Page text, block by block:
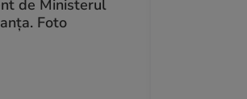
de Ministerul
Foto